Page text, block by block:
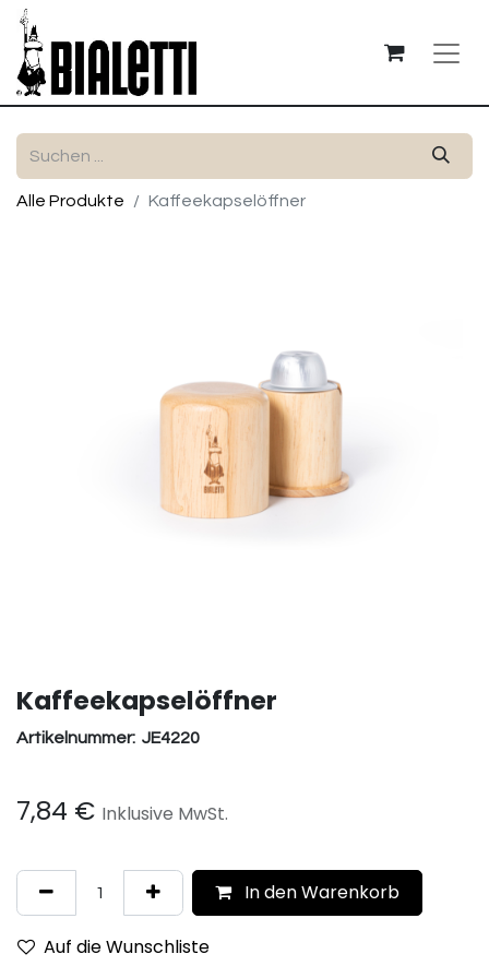
Alle Produkte Kaffeekapselöffner
Kaffeekapselöffner
Artikelnummer: JE4220
7,84 € Inklusive MwSt.
In den Warenkorb
Auf die Wunschliste